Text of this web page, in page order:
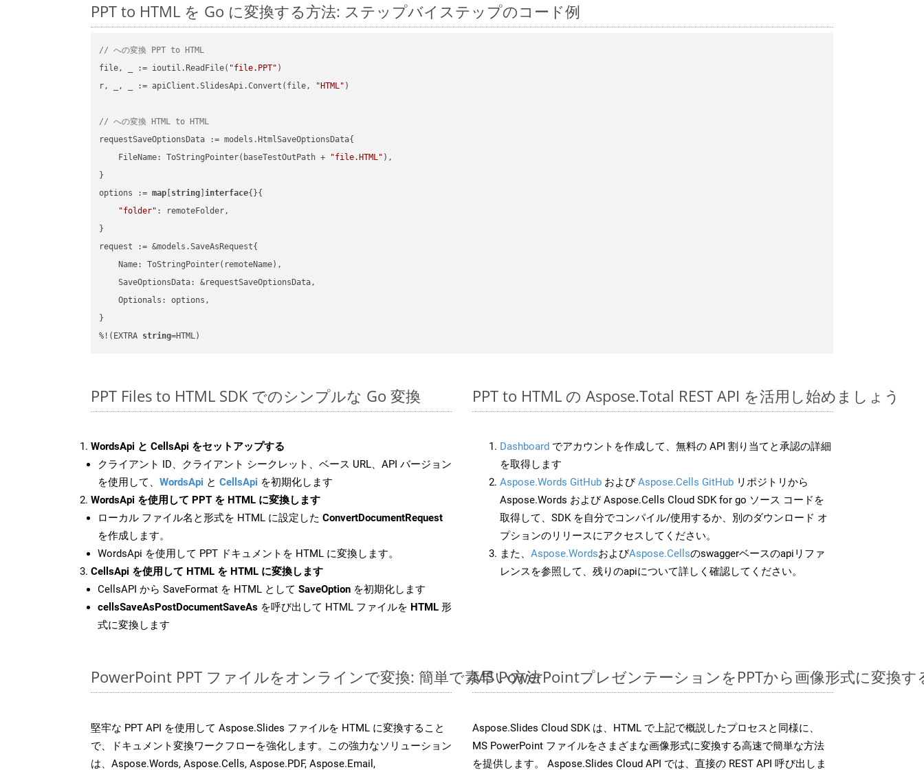
PPT to HTML を Go に変換する方法: ステップバイステップのコード例
// への変換 PPT to HTML
file, _ := ioutil.ReadFile( "file.PPT" )
r, _, _ := apiClient.SlidesApi.Convert(file,
"HTML" )
// への変換 HTML to HTML
requestSaveOptionsData := models.HtmlSaveOptionsData{
    FileName: ToStringPointer(baseTestOutPath +
"file.HTML" ),
}
options := map string ]interface{}{
"folder" : remoteFolder,
}
request := &models.SaveAsRequest{
    Name: ToStringPointer(remoteName),
    SaveOptionsData: &requestSaveOptionsData,
    Optionals: options,
}
%!(EXTRA string=HTML)
PPT Files to HTML SDK でのシンプルな Go 変換
WordsApi と CellsApi をセットアップする
クライアント ID、クライアント シークレット、ベース URL、API バージョン
を使用して、 WordsApi と CellsApi を初期化します
WordsApi を使用して PPT を HTML に変換します
ローカル ファイル名と形式を HTML に設定した ConvertDocumentRequest
を作成します。
WordsApi を使用して PPT ドキュメントを HTML に変換します。
CellsApi を使用して HTML を HTML に変換します
CellsAPI から SaveFormat を HTML として SaveOption を初期化します
cellsSaveAsPostDocumentSaveAs を呼び出して HTML ファイルを HTML 形
式に変換します
PPT to HTML の Aspose.Total REST API を活用し始めましょう
Dashboard でアカウントを作成して、無料の API 割り当てと承認の詳細
を取得します
Aspose.Words GitHub およびAspose.Cells GitHub リポジトリから
Aspose.Words および Aspose.Cells Cloud SDK for go ソース コードを
取得して、SDK を自分でコンパイル/使用するか、別のダウンロード オ
プションのリリースにアクセスしてください。
また、 Aspose.WordsおよびAspose.Cellsのswaggerベースのapiリファ
レンスを参照して、残りのapiについて詳しく確認してください。
PowerPoint PPT ファイルをオンラインで変換: 簡単で素早い方法
堅牢な PPT API を使用して Aspose.Slides ファイルを HTML に変換すること
で、ドキュメント変換ワークフローを強化します。この強力なソリューション
は、Aspose.Words, Aspose.Cells, Aspose.PDF, Aspose.Email,
MS PowerPointプレゼンテーションをPPTから画像形式に変換
Aspose.Slides Cloud SDK は、HTML で上記で概説したプロセスと同様に、
MS PowerPoint ファイルをさまざまな画像形式に変換する高速で簡単な方法
を提供します。 Aspose.Slides Cloud API では、直接の REST API 呼び出しま